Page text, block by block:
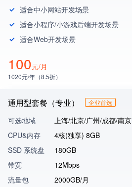
适合中小网站开发场景
适合小程序/小游戏后端开发场景
适合Web开发场景
100元/月
1020元/年（8.5折）
通用型套餐（专业） 企业首选
可选地域
上海/北京/广州/成都/南京
CPU&内存
4核(独享) 8GB
SSD 系统盘
180GB
带宽
12Mbps
流量包
2000GB/月